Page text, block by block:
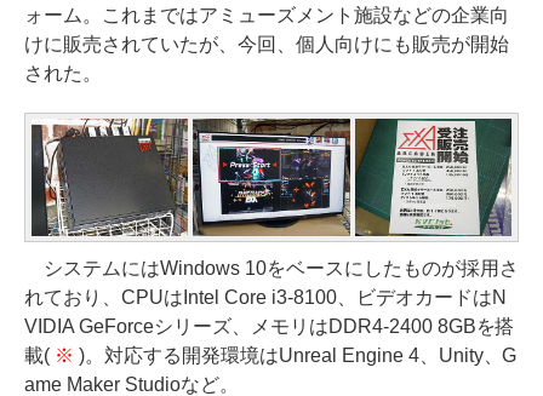
ォーム。これまではアミューズメント施設などの企業向
けに販売されていたが、今回、個人向けにも販売が開始
された。
システムにはWindows 10をベースにしたものが採用さ
れており、CPUはIntel Core i3-8100、ビデオカードはN
VIDIA GeForceシリーズ、メモリはDDR4-2400 8GBを搭
載(※ )。対応する開発環境はUnreal Engine 4、Unity、G
ame Maker Studioなど。